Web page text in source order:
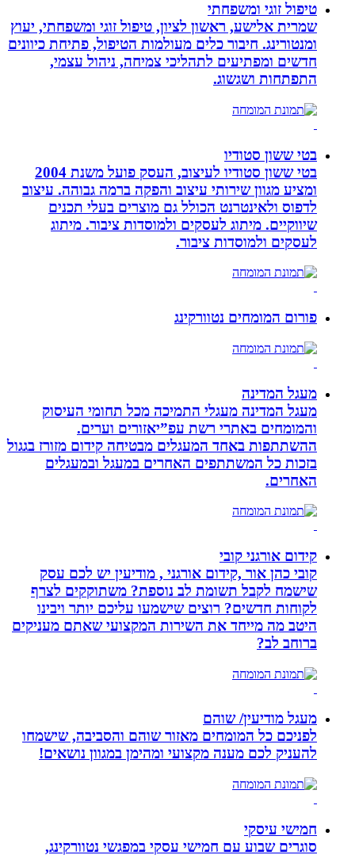
טיפול זוגי ומשפחתי
שמרית אלישע, ראשון לציון, טיפול זוגי ומשפחתי, יעוץ
ומנטורינג. חיבור כלים מעולמות הטיפול, פתיחת כיוונים
חדשים ומפתיעים לתהליכי צמיחה, ניהול עצמי,
התפתחות ושגשוג.
בטי ששון סטודיו
בטי ששון סטודיו לעיצוב, העסק פועל משנת 2004
ומציע מגוון שירותי עיצוב והפקה ברמה גבוהה. עיצוב
לדפוס ולאינטרנט הכולל גם מוצרים בעלי תכנים
שיווקיים. מיתוג לעסקים ולמוסדות ציבור. מיתוג
לעסקים ולמוסדות ציבור.
פורום המומחים נטוורקינג
מעגל המדינה
מעגל המדינה מעגלי התמיכה מכל תחומי העיסוק
והמומחים באתרי רשת עפ”יאזורים וערים.
ההשתתפות באחד המעגלים מבטיחה קידום מזורז בגגול
בזכות כל המשתתפים האחרים במעגל ובמעגלים
האחרים.
קידום אורגני קובי
קובי כהן אור ,קידום אורגני , מודיעין יש לכם עסק
שישמח לקבל תשומת לב נוספת? משתוקקים לצרף
לקוחות חדשים? רוצים שישמעו עליכם יותר ויבינו
היטב מה מייחד את השירות המקצועי שאתם מעניקים
ברוחב לב?
מעגל מודיעין/ שוהם
לפניכם כל המומחים מאזור שוהם והסביבה, שישמחו
להעניק לכם מענה מקצועי ומהימן במגוון נושאים!
חמישי עיסקי
סוגרים שבוע עם חמישי עסקי במפגשי נטוורקינג,